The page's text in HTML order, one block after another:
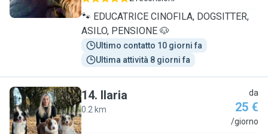
🐾 EDUCATRICE CINOFILA, DOGSITTER,
ASILO, PENSIONE 🐶
Ultimo contatto 10 giorni fa
Ultima attività 8 giorni fa
I
14. Ilaria
0.2 km
da
25 €
/giorno